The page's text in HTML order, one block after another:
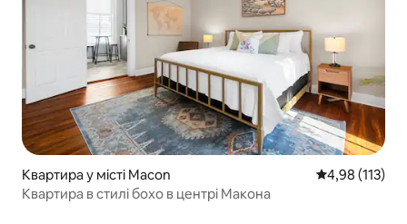
Квартира у місті Macon Середня
4,98 (113)
Квартира в стилі бохо в центрі Макона